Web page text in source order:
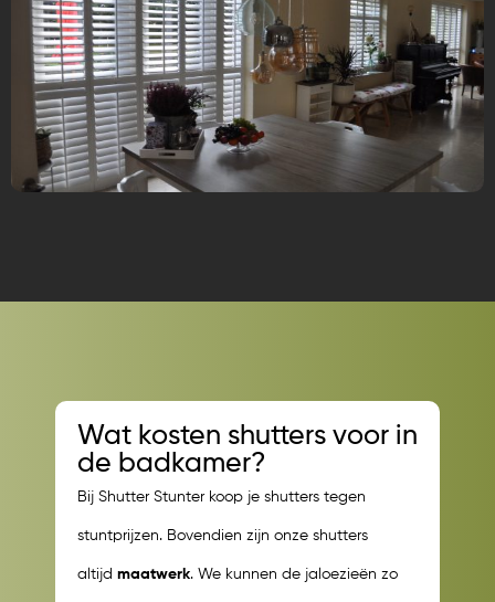
Wat kosten shutters voor in
de badkamer?
Bij Shutter Stunter koop je shutters tegen
stuntprijzen. Bovendien zijn onze shutters
altijd maatwerk. We kunnen de jaloezieën zo